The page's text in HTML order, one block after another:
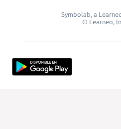
Symbolab, a
© Learneo,